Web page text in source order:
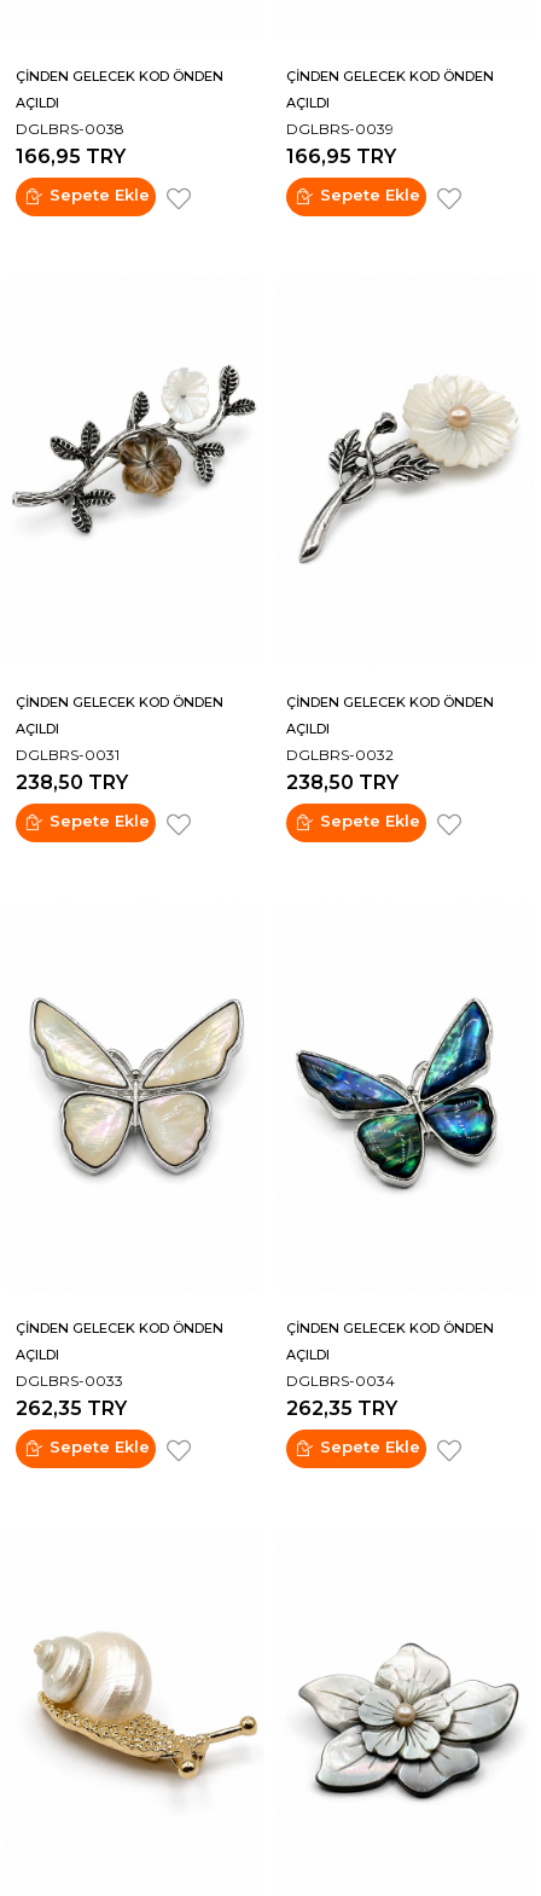
ÇİNDEN GELECEK KOD ÖNDEN
AÇILDI
DGLBRS-0038
166,95 TRY
Sepete Ekle
ÇİNDEN GELECEK KOD ÖNDEN
AÇILDI
DGLBRS-0039
166,95 TRY
Sepete Ekle
ÇİNDEN GELECEK KOD ÖNDEN
AÇILDI
DGLBRS-0031
238,50 TRY
Sepete Ekle
ÇİNDEN GELECEK KOD ÖNDEN
AÇILDI
DGLBRS-0032
238,50 TRY
Sepete Ekle
ÇİNDEN GELECEK KOD ÖNDEN
AÇILDI
DGLBRS-0033
262,35 TRY
Sepete Ekle
ÇİNDEN GELECEK KOD ÖNDEN
AÇILDI
DGLBRS-0034
262,35 TRY
Sepete Ekle